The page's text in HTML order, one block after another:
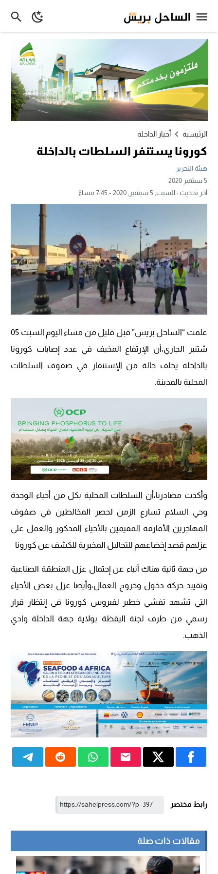
الرئيسية أخبار الداخلة
كورونا يستنفر السلطات بالداخلة
هيئة التحرير
5 سبتمبر 2020
آخر تحديث :السبت, 5 سبتمبر, 2020 - 7:45 مساءً
علمت “الساحل بريس” قبل قليل من مساء اليوم السبت 05
شتنبر الجاري،أن الإرتفاع المخيف في عدد إصابات كورونا
بالداخلة يخلف حالة من الإستنفار في صفوف السلطات
المحلية بالمدينة.
وأكدت مصادرنا،أن السلطات المحلية بكل من أحياء الوحدة
وحي السلام تسارع الزمن لحصر المخالطين في صفوف
المهاجرين الأفارقة المقيمين بالأحياء المذكور والعمل على
عزلهم قصد إخضاعهم للتحاليل المخبرية للكشف عن كورونا
من جهة ثانية هناك أنباء عن إحتمال عزل المنطقة الصناعية
وتقييد حركة دخول وخروج العمال،وأيصا عزل بعض الأحياء
التي تشهد تفشي خطير لفيروس كورونا في إنتظار قرار
رسمي من طرف لجنة اليقظة بولاية جهة الداخلة وادي
الذهب.
رابط مختصر
مقالات ذات صلة